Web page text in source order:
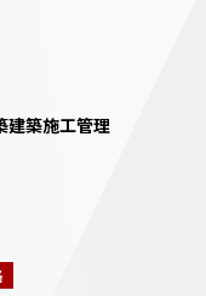
建築施工管理